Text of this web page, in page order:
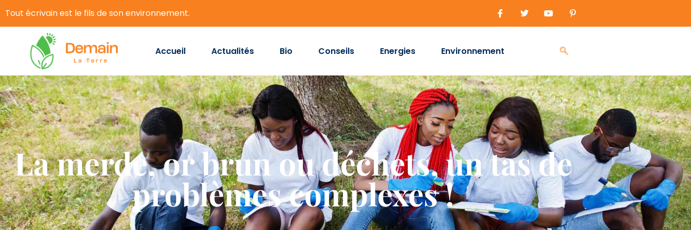
Tout écrivain est le fils de son environnement.
Accueil Actualités Bio Conseils Energies Environnement
La merde, or brun ou déchets, un tas de
problèmes complexes !